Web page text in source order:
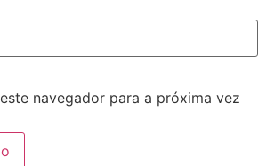
navegador para a próxima vez